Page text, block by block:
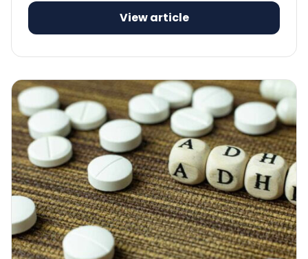
View article